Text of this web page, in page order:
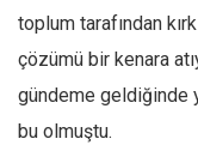
Kültür Sanat
Kitap
Karisi kitap
toplum tarafından
çözümü bir kenara
gündeme geldiğinde
bu olmuştu.